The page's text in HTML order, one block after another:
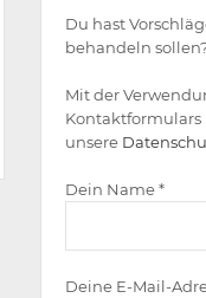
Du hast
behandeln
Mit der
unsere
Dein Name *
Deine E-Mail-